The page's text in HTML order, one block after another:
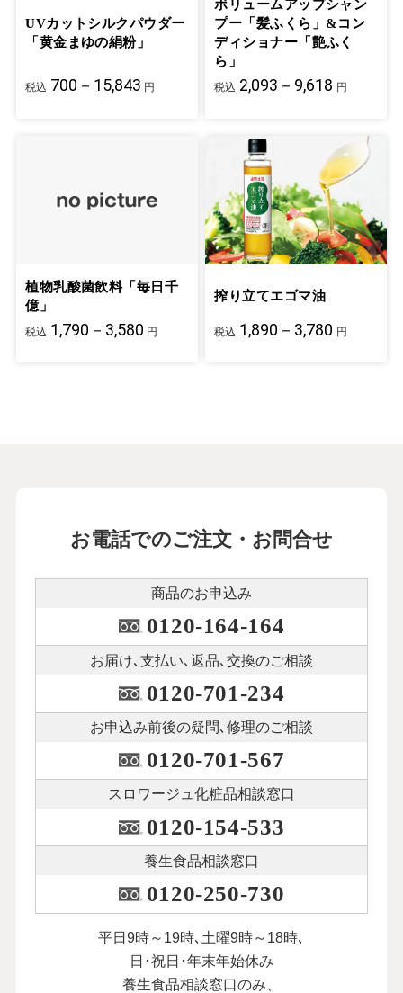
UVカットシルクパウダー
「黄金まゆの絹粉」
税込 700－15,843 円
ボリュームアップシャン
プー「髪ふくら」&コン
ディショナー「艶ふく
ら」
税込 2,093－9,618 円
植物乳酸菌飲料「毎日千
億」
税込 1,790－3,580 円
搾り立てエゴマ油
税込 1,890－3,780 円
お電話でのご注文・お問合せ
商品のお申込み
0120-164-164
お届け､支払い､ 返品､交換のご相談
0120-701-234
お申込み前後の疑問､修理のご相談
0120-701-567
スロワージュ化粧品相談窓口
0120-154-533
養生食品相談窓口
0120-250-730
平日9時～19時､土曜9時～18時､
日･祝日･年末年始休み
養生食品相談窓口のみ、